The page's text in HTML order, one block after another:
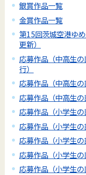
銀賞作品一覧
金賞作品一覧
第15回茨城空港ゆ
更新）
応募作品（中高生
行）
応募作品（中高生の
応募作品（中高生の
応募作品（小学生の
応募作品（小学生の
応募作品（小学生の
応募作品（小学生の
応募作品（小学生の